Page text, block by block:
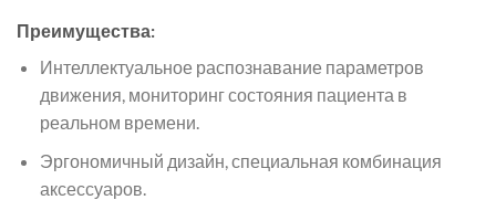
Преимущества:
Интеллектуальное распознавание параметров
движения, мониторинг состояния пациента в
реальном времени.
Эргономичный дизайн, специальная комбинация
аксессуаров.